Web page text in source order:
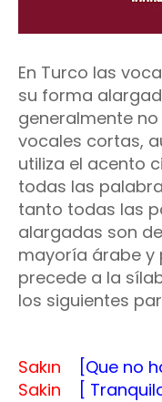
En Turco las
su forma
generalmente
vocales cortas,
utiliza el acento
todas las
tanto todas las
alargadas son
mayoría árabe y
precede a la
los siguientes
Sakın
[Que no
Sakin
[